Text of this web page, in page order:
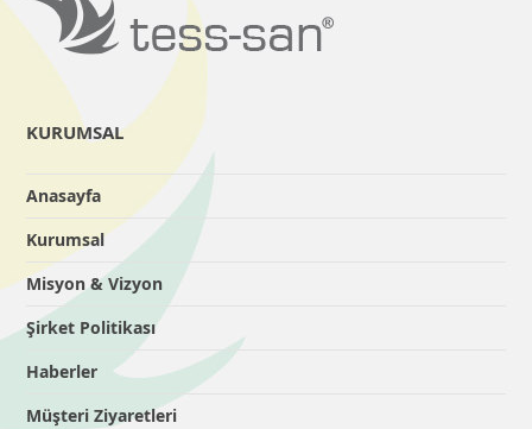
KURUMSAL
Anasayfa
Kurumsal
Misyon & Vizyon
Şirket Politikası
Haberler
Müşteri Ziyaretleri